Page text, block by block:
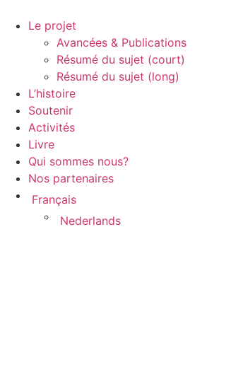
Le projet
Avancées & Publications
Résumé du sujet (court)
Résumé du sujet (long)
L’histoire
Soutenir
Activités
Livre
Qui sommes nous?
Nos partenaires
Français
Nederlands